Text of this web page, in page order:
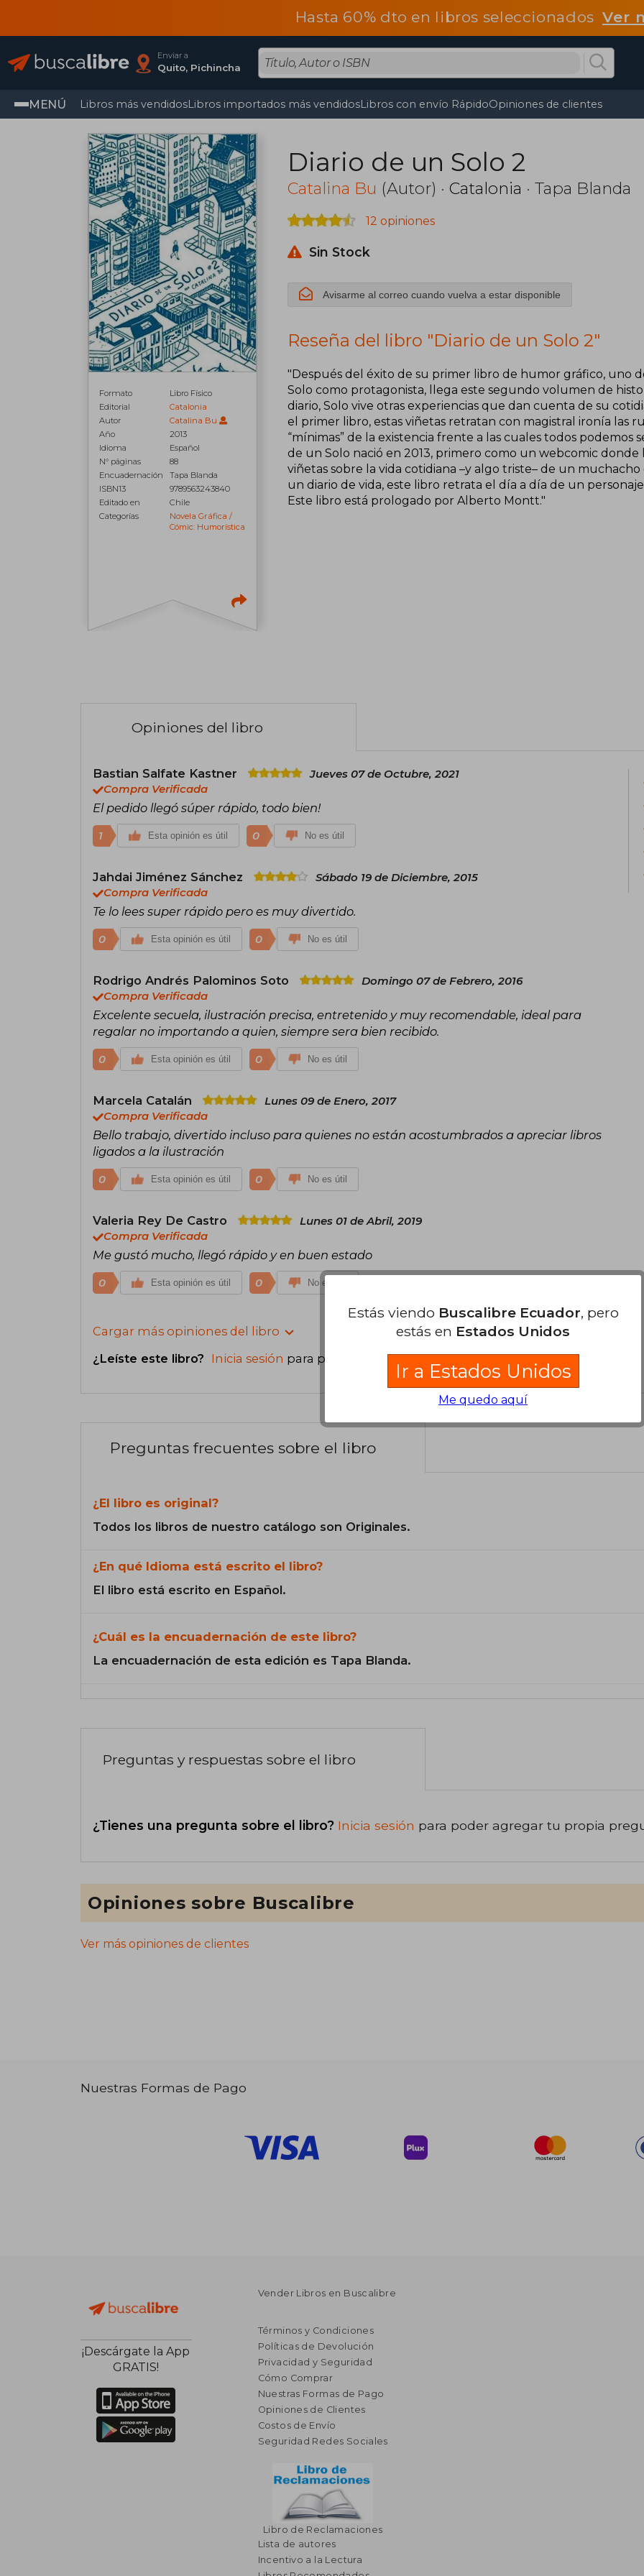
Hasta 60% dto en libros seleccionadosVer
Enviar a
Quito, Pichincha
MENÚ Libros más vendidosLibros importados más vendidosLibros con envío RápidoOpiniones de clientes
Formato
Libro Físico
Editorial
Catalonia
Autor
Catalina Bu
Año
2013
Idioma
Español
N° páginas
88
Encuadernación
Tapa Blanda
ISBN13
9789563243840
Editado en
Chile
Categorías
Novela Gráfica /
Cómic: Humorística
Diario de un Solo 2
Catalina Bu (Autor) · Catalonia · Tapa Blanda
12 opiniones
Sin Stock
Avisarme al correo cuando vuelva a estar disponible
Reseña del libro "Diario de un Solo 2"
"Después del éxito de su primer libro de humor gráfico, uno
Solo como protagonista, llega este segundo volumen de
diario, Solo vive otras experiencias que dan cuenta de su
el primer libro, estas viñetas retratan con magistral ironía las
“mínimas” de la existencia frente a las cuales todos podemos
de un Solo nació en 2013, primero como un webcomic
viñetas sobre la vida cotidiana –y algo triste– de un
un diario de vida, este libro retrata el día a día de un
Este libro está prologado por Alberto Montt."
Opiniones del libro
Bastian Salfate Kastner
Jueves 07 de Octubre, 2021
Compra Verificada
El pedido llegó súper rápido, todo bien!
1 Esta opinión es útil 0 No es útil
Jahdai Jiménez Sánchez
Sábado 19 de Diciembre, 2015
Compra Verificada
Te lo lees super rápido pero es muy divertido.
0 Esta opinión es útil 0 No es útil
Rodrigo Andrés Palominos Soto
Domingo 07 de Febrero, 2016
Compra Verificada
Excelente secuela, ilustración precisa, entretenido y muy recomendable, ideal para
regalar no importando a quien, siempre sera bien recibido.
0 Esta opinión es útil 0 No es útil
Marcela Catalán
Lunes 09 de Enero, 2017
Compra Verificada
Bello trabajo, divertido incluso para quienes no están acostumbrados a apreciar libros
ligados a la ilustración
0 Esta opinión es útil 0 No es útil
Valeria Rey De Castro
Lunes 01 de Abril, 2019
Compra Verificada
Me gustó mucho, llegó rápido y en buen estado
0 Esta opinión es útil 0 No es útil
Cargar más opiniones del libro
¿Leíste este libro? Inicia sesión para poder agregar tu propia evaluación.
Preguntas frecuentes sobre el libro
¿El libro es original?
Todos los libros de nuestro catálogo son Originales.
¿En qué Idioma está escrito el libro?
El libro está escrito en Español.
¿Cuál es la encuadernación de este libro?
La encuadernación de esta edición es Tapa Blanda.
Preguntas y respuestas sobre el libro
¿Tienes una pregunta sobre el libro? Inicia sesión para poder agregar tu propia
Opiniones sobre Buscalibre
Ver más opiniones de clientes
Nuestras Formas de Pago
¡Descárgate la App
GRATIS!
Vender Libros en Buscalibre
Términos y Condiciones
Políticas de Devolución
Privacidad y Seguridad
Cómo Comprar
Nuestras Formas de Pago
Opiniones de Clientes
Costos de Envío
Seguridad Redes Sociales
Libro de Reclamaciones
Lista de autores
Incentivo a la Lectura
Estás viendo Buscalibre Ecuador, pero
estás en Estados Unidos
Ir a Estados Unidos
Me quedo aquí